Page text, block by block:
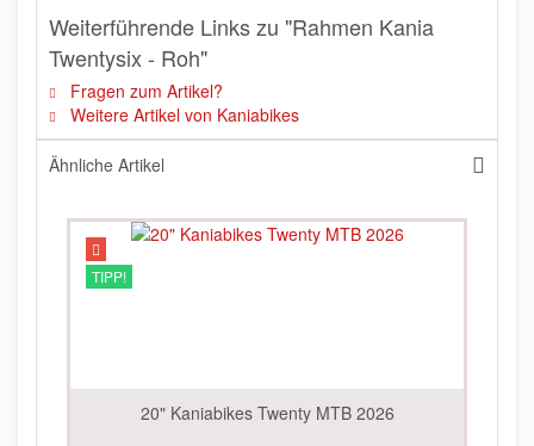
Weiterführende Links zu "Rahmen Kania
Twentysix - Roh"
Fragen zum Artikel?
Weitere Artikel von Kaniabikes
Ähnliche Artikel
TIPP!
20" Kaniabikes Twenty MTB 2026